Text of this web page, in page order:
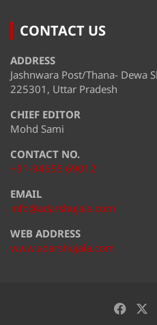
CONTACT US
ADDRESS
Jashnwara Post/Thana- Dewa
225301, Uttar Pradesh
CHIEF EDITOR
Mohd Sami
CONTACT NO.
+91-94555 69012
EMAIL
info@adarshujala.com
WEB ADDRESS
www.adarshujala.com